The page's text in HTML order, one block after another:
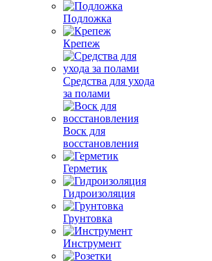
Подложка
Крепеж
Средства для ухода
за полами
Воск для
восстановления
Герметик
Гидроизоляция
Грунтовка
Инструмент